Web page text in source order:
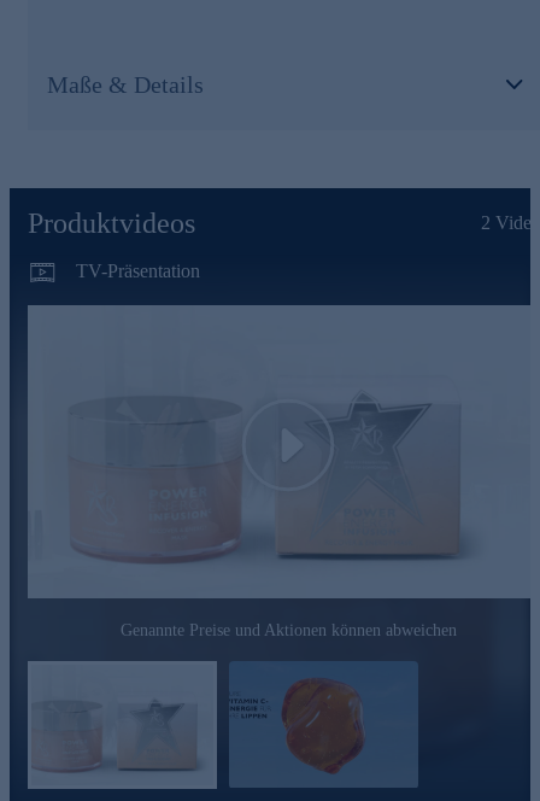
Maße & Details
Produktvideos 2
TV-Präsentation
Play
Genannte Preise und Aktionen können abweichen